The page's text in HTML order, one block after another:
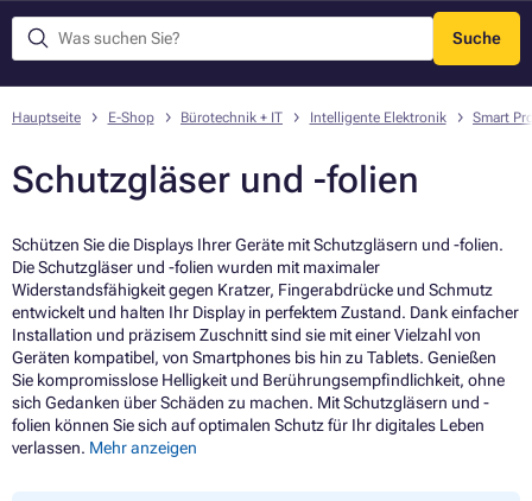
Suche
Menü
Hauptseite E-Shop Bürotechnik + IT Intelligente Elektronik Smart
Schutzgläser und -folien
Schützen Sie die Displays Ihrer Geräte mit Schutzgläsern und -folien.
Die Schutzgläser und -folien wurden mit maximaler
Widerstandsfähigkeit gegen Kratzer, Fingerabdrücke und Schmutz
entwickelt und halten Ihr Display in perfektem Zustand. Dank einfacher
Installation und präzisem Zuschnitt sind sie mit einer Vielzahl von
Geräten kompatibel, von Smartphones bis hin zu Tablets. Genießen
Sie kompromisslose Helligkeit und Berührungsempfindlichkeit, ohne
sich Gedanken über Schäden zu machen. Mit Schutzgläsern und -
folien können Sie sich auf optimalen Schutz für Ihr digitales Leben
verlassen. Mehr anzeigen